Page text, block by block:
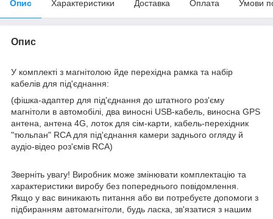
Опис Характеристики Доставка Оплата Умови
Опис
У комплекті з магнітолою йде перехідна рамка та набір
кабелів для під'єднання:
(фішка-адаптер для під'єднання до штатного роз'єму
магнітоли в автомобілі, два виносні USB-кабель, виносна GPS
антена, антена 4G, лоток для сім-карти, кабель-перехідник
"тюльпан" RCA для під'єднання камери заднього огляду й
аудіо-відео роз'ємів RCA)
Зверніть увагу! Виробник може змінювати комплектацію та
характеристики виробу без попереднього повідомлення.
Якщо у вас виникають питання або ви потребуєте допомоги з
підбиранням автомагнітоли, будь ласка, зв'язатися з нашим